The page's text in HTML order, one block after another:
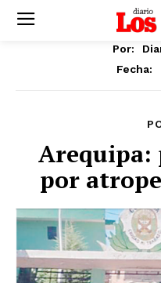
Por:
Fecha:
Arequipa:
por